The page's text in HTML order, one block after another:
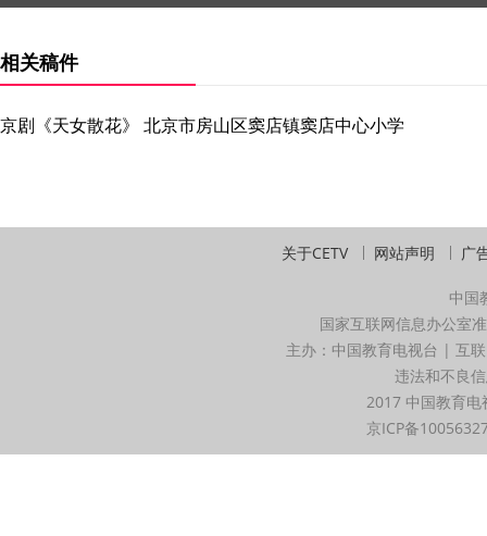
相关稿件
京剧《天女散花》 北京市房山区窦店镇窦店中心小学
关于CETV 网站声明 广
中国
国家互联网信息办公室
主办：中国教育电视台 | 互
违法和不良
2017 中国教育
京ICP备